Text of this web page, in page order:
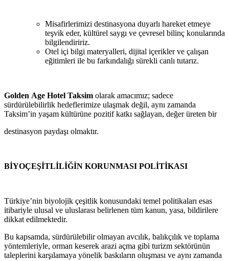
Misafirlerimizi destinasyona duyarlı hareket etmeye
teşvik eder, kültürel saygı ve çevresel bilinç konularında
bilgilendiririz.
Otel içi bilgi materyalleri, dijital içerikler ve çalışan
eğitimleri ile bu farkındalığı sürekli canlı tutarız.
Golden Age Hotel Taksim olarak amacımız; sadece
sürdürülebilirlik hedeflerimize ulaşmak değil, aynı zamanda
Taksim’in yaşam kültürüne pozitif katkı sağlayan, değer üreten bir
destinasyon paydaşı olmaktır.
BİYOÇEŞİTLİLİĞİN KORUNMASI POLİTİKASI
Türkiye’nin biyolojik çeşitlik konusundaki temel politikaları esas
itibariyle ulusal ve uluslarası belirlenen tüm kanun, yasa, bildirilere
dikkat edilmektedir.
Bu kapsamda, sürdürülebilir olmayan avcılık, balıkçılık ve toplama
yöntemleriyle, orman keserek arazi açma gibi turizm sektörünün
taleplerini karşılamaya yönelik baskıların oluşması ve aynı zamanda